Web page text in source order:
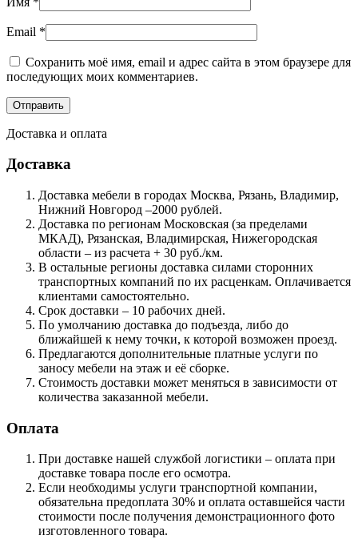
Email *
Сохранить моё имя, email и адрес сайта в этом браузере для
последующих моих комментариев.
Доставка и оплата
Доставка
Доставка мебели в городах Москва, Рязань, Владимир,
Нижний Новгород –2000 рублей.
Доставка по регионам Московская (за пределами
МКАД), Рязанская, Владимирская, Нижегородская
области – из расчета + 30 руб./км.
В остальные регионы доставка силами сторонних
транспортных компаний по их расценкам. Оплачивается
клиентами самостоятельно.
Срок доставки – 10 рабочих дней.
По умолчанию доставка до подъезда, либо до
ближайшей к нему точки, к которой возможен проезд.
Предлагаются дополнительные платные услуги по
заносу мебели на этаж и её сборке.
Стоимость доставки может меняться в зависимости от
количества заказанной мебели.
Оплата
При доставке нашей службой логистики – оплата при
доставке товара после его осмотра.
Если необходимы услуги транспортной компании,
обязательна предоплата 30% и оплата оставшейся части
стоимости после получения демонстрационного фото
изготовленного товара.